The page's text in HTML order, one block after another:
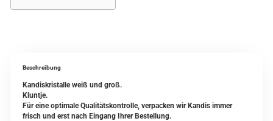
Beschreibung
Kandiskristalle weiß und groß.
Kluntje.
Für eine optimale Qualitätskontrolle, verpacken wir Kandis immer
frisch und erst nach Eingang Ihrer Bestellung.